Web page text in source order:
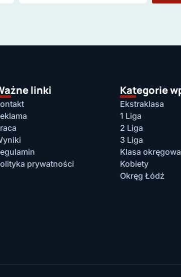
linki
prywatności
Kategorie
Ekstraklasa
1 Liga
2 Liga
3 Liga
Klasa okręgowa
Kobiety
Okręg Łódź